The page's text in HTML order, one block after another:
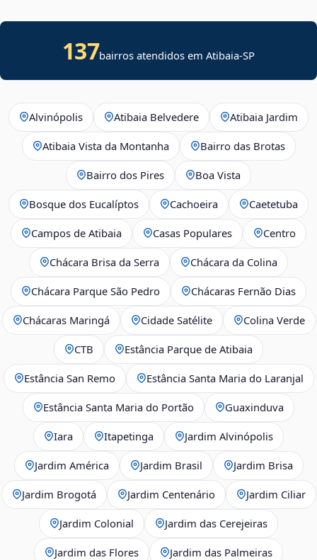
137bairros atendidos em Atibaia-SP
Alvinópolis Atibaia Belvedere Atibaia Jardim
Atibaia Vista da Montanha Bairro das Brotas
Bairro dos Pires Boa Vista
Bosque dos Eucalíptos Cachoeira Caetetuba
Campos de Atibaia Casas Populares Centro
Chácara Brisa da Serra Chácara da Colina
Chácara Parque São Pedro Chácaras Fernão Dias
Chácaras Maringá Cidade Satélite Colina Verde
CTB Estância Parque de Atibaia
Estância San Remo Estância Santa Maria do Laranjal
Estância Santa Maria do Portão Guaxinduva
Iara Itapetinga Jardim Alvinópolis
Jardim América Jardim Brasil Jardim Brisa
Jardim Brogotá Jardim Centenário Jardim Ciliar
Jardim Colonial Jardim das Cerejeiras
Jardim das Flores Jardim das Palmeiras